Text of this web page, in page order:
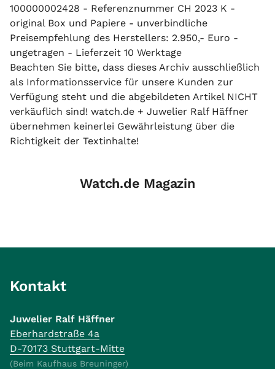
100000002428 - Referenznummer CH 2023 K -
original Box und Papiere - unverbindliche
Preisempfehlung des Herstellers: 2.950,- Euro -
ungetragen - Lieferzeit 10 Werktage
Beachten Sie bitte, dass dieses Archiv ausschließlich
als Informationsservice für unsere Kunden zur
Verfügung steht und die abgebildeten Artikel NICHT
verkäuflich sind! watch.de + Juwelier Ralf Häffner
übernehmen keinerlei Gewährleistung über die
Richtigkeit der Textinhalte!
Watch.de Magazin
Kontakt
Juwelier Ralf Häffner
Eberhardstraße 4a
D-70173 Stuttgart-Mitte
(Beim Kaufhaus Breuninger)